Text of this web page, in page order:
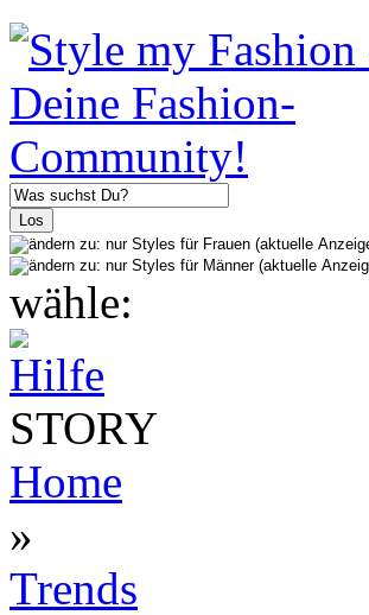
wähle:
STORY
Home
»
Trends